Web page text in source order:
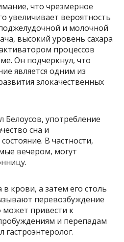
что чрезмерное
увеличивает вероятность
и молочной
высокий уровень сахара
процессов
Он подчеркнул, что
является одним из
злокачественных
употребление
сна и
В частности,
вечером, могут
в крови, а затем его столь
перевозбуждение
может привести к
и перепадам
гастроэнтеролог.